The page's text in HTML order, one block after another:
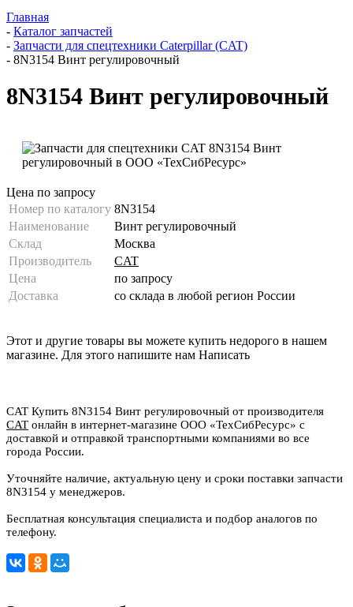
Главная
- Каталог запчастей
- Запчасти для спецтехники Caterpillar (CAT)
- 8N3154 Винт регулировочный
8N3154 Винт регулировочный
Цена по запросу
Номер по каталогу 8N3154
Наименование
Винт регулировочный
Склад
Москва
Производитель
CAT
Цена
по запросу
Доставка
со склада в любой регион России
Этот и другие товары вы можете купить недорого в нашем
магазине. Для этого напишите нам Написать
CAT Купить 8N3154 Винт регулировочный от производителя
CAT онлайн в интернет-магазине ООО «ТехСибРесурс» с
доставкой и отправкой транспортными компаниями во все
города России.
Уточняйте наличие, актуальную цену и сроки поставки запчасти
8N3154 у менеджеров.
Бесплатная консультация специалиста и подбор аналогов по
телефону.